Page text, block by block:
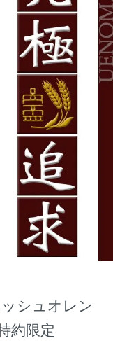
シュオレン
約限定